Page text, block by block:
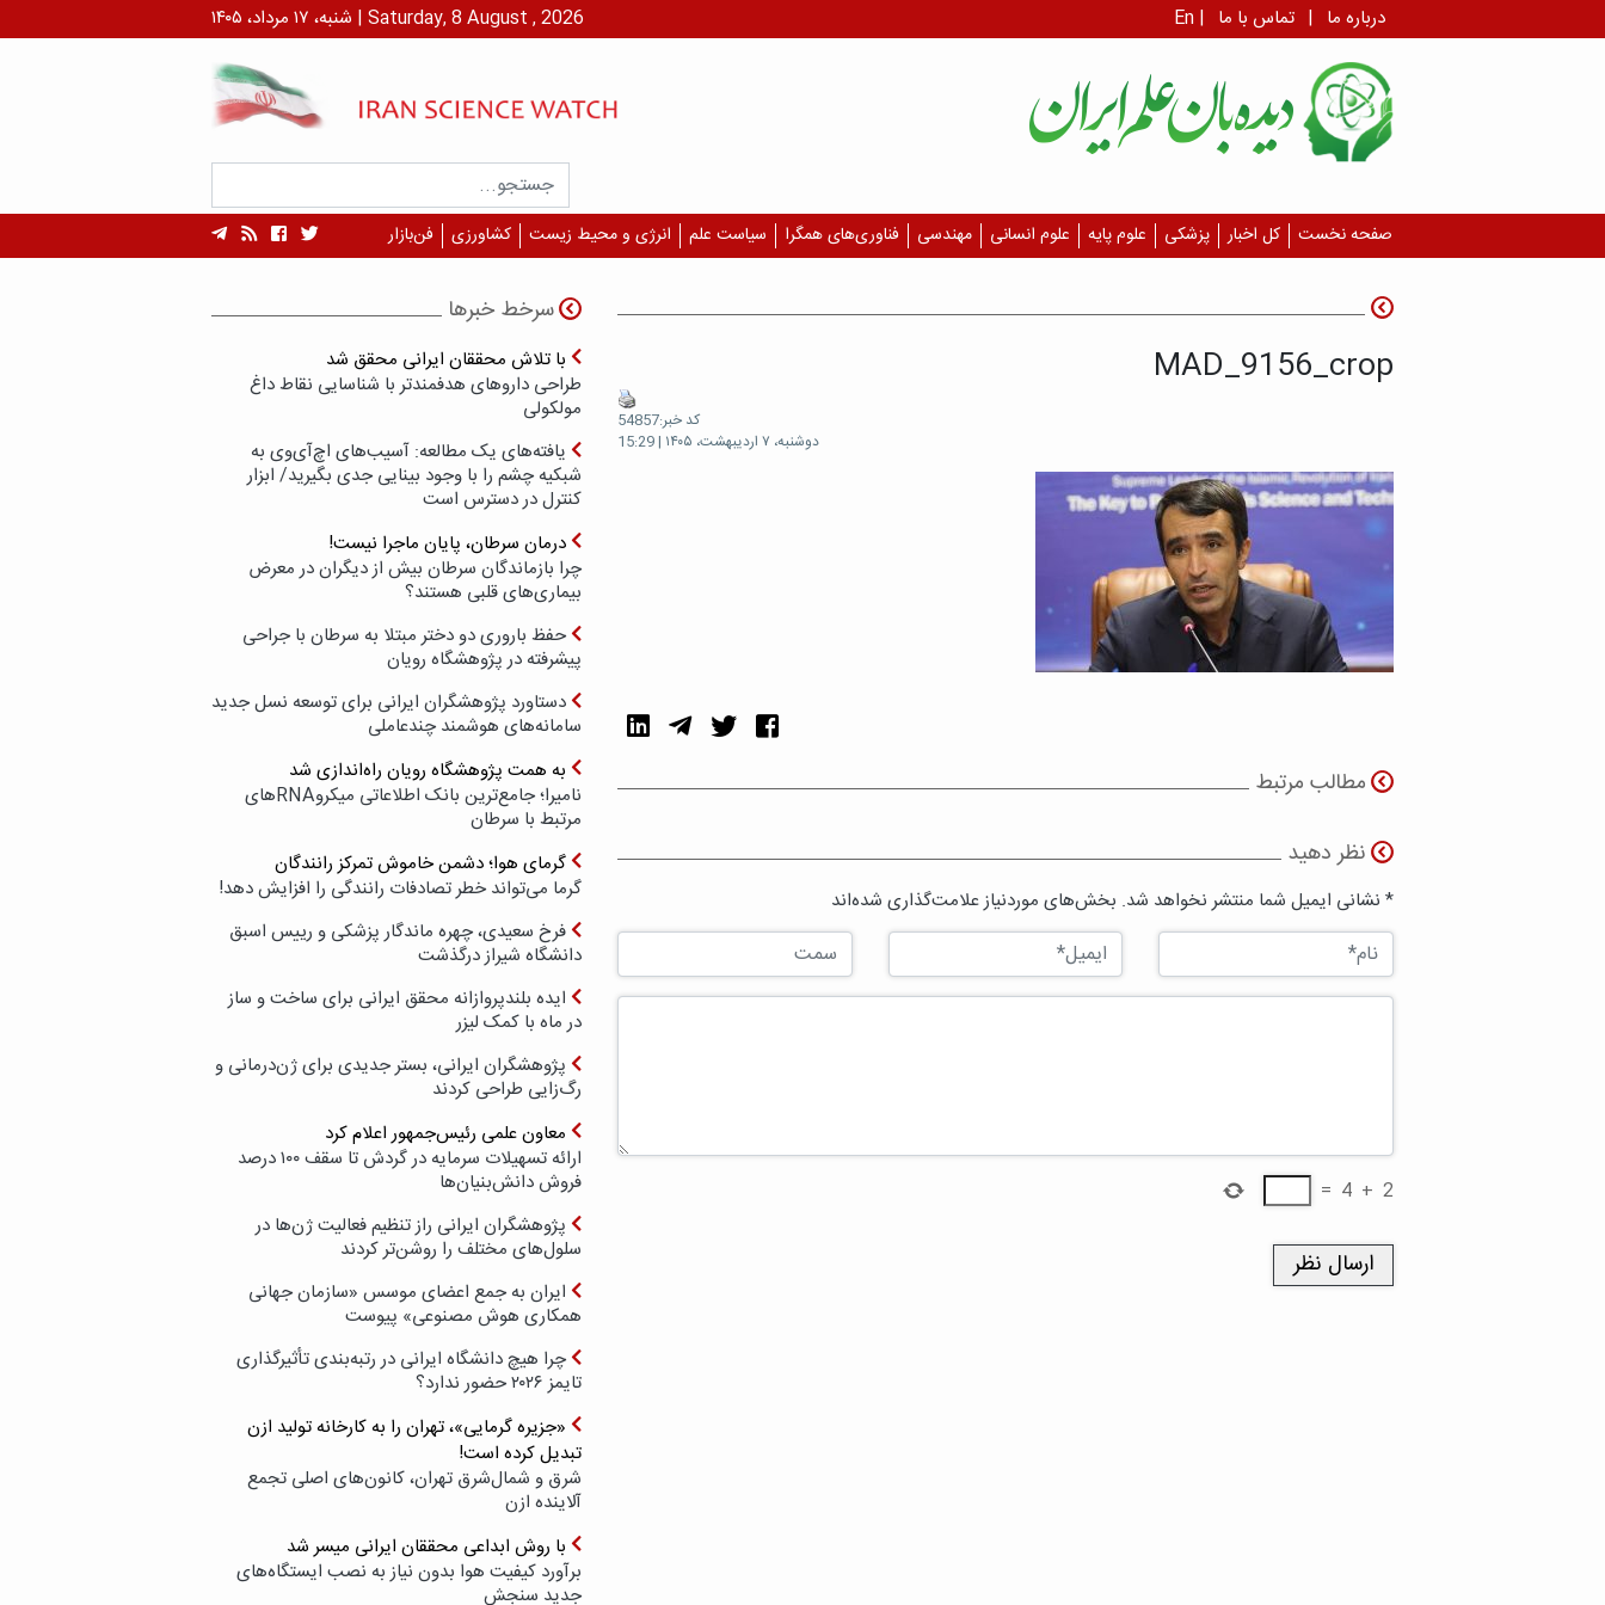
شنبه، ۱۷ مرداد، ۱۴۰۵ | Saturday, 8 August , 2026 En | درباره ما | تماس با ما
صفحه نخست کل اخبار پزشکی علوم پایه علوم انسانی مهندسی فناوری‌های همگرا سیاست علم انرژی و محیط زیست کشاورزی فن‌بازار
MAD_9156_crop
کد خبر:54857
دوشنبه، ۷ اردیبهشت، ۱۴۰۵ | 15:29
مطالب مرتبط
نظر دهید
* نشانی ایمیل شما منتشر نخواهد شد. بخش‌های موردنیاز علامت‌گذاری شده‌اند
2
+
4
=
سرخط خبرها
با تلاش محققان ایرانی محقق شد
طراحی داروهای هدفمندتر با شناسایی نقاط داغ
مولکولی
یافته‌های یک مطالعه: آسیب‌های اچ‌آی‌وی به
شبکیه چشم را با وجود بینایی جدی بگیرید/ ابزار
کنترل در دسترس است
درمان سرطان، پایان ماجرا نیست!
چرا بازماندگان سرطان بیش از دیگران در معرض
بیماری‌های قلبی هستند؟
حفظ باروری دو دختر مبتلا به سرطان با جراحی
پیشرفته در پژوهشگاه رویان
دستاورد پژوهشگران ایرانی برای توسعه نسل جدید
سامانه‌های هوشمند چندعاملی
به همت پژوهشگاه رویان راه‌اندازی شد
نامیرا؛ جامع‌ترین بانک اطلاعاتی میکروRNAهای
مرتبط با سرطان
گرمای هوا؛ دشمن خاموش تمرکز رانندگان
گرما می‌تواند خطر تصادفات رانندگی را افزایش دهد!
فرخ سعیدی، چهره ماندگار پزشکی و رییس اسبق
دانشگاه شیراز درگذشت
ایده بلندپروازانه محقق ایرانی برای ساخت و ساز
در ماه با کمک لیزر
پژوهشگران ایرانی، بستر جدیدی برای ژن‌درمانی و
رگ‌زایی طراحی کردند
معاون علمی رئیس‌جمهور اعلام کرد
ارائه تسهیلات سرمایه در گردش تا سقف ۱۰۰ درصد
فروش دانش‌بنیان‌ها
پژوهشگران ایرانی راز تنظیم فعالیت ژن‌ها در
سلول‌های مختلف را روشن‌تر کردند
ایران به جمع اعضای موسس «سازمان جهانی
همکاری هوش مصنوعی» پیوست
چرا هیچ دانشگاه ایرانی در رتبه‌بندی تأثیرگذاری
تایمز ۲۰۲۶ حضور ندارد؟
«جزیره گرمایی»، تهران را به کارخانه تولید ازن
تبدیل کرده است!
شرق و شمال‌شرق تهران، کانون‌های اصلی تجمع
آلاینده ازن
با روش ابداعی محققان ایرانی میسر شد
برآورد کیفیت هوا بدون نیاز به نصب ایستگاه‌های
جدید سنجش